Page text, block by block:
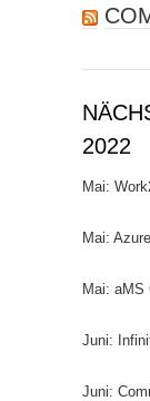
2022
Mai:
Mai:
Mai: aMS
Juni:
Juni: